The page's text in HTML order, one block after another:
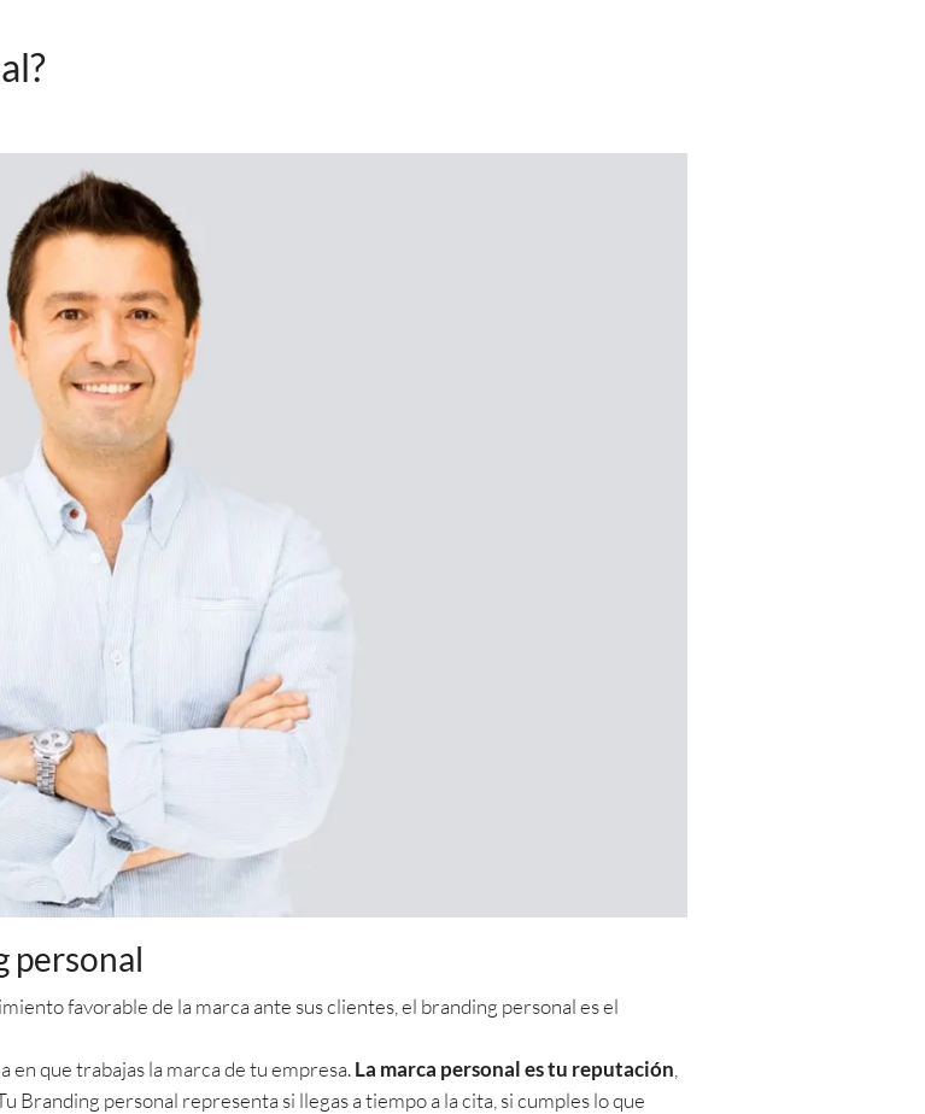
personal
favorable de la marca ante sus clientes, el branding personal es el
que trabajas la marca de tu empresa.La marca personal es tu reputación
Branding personal representa si llegas a tiempo a la cita, si cumples lo que